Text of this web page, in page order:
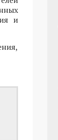
и